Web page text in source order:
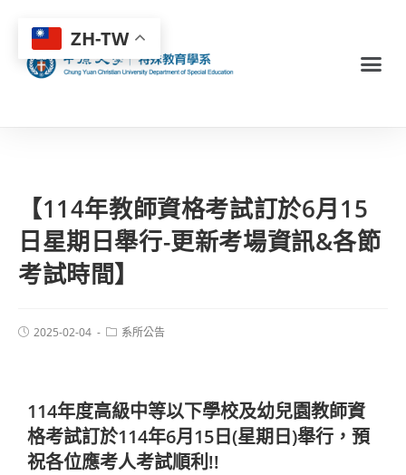
【114年教師資格考試訂於6月15
日星期日舉行-更新考場資訊&各節
考試時間】
2025-02-04 系所公告
114年度高級中等以下學校及幼兒園教師資
格考試訂於114年6月15日(星期日)舉行，預
祝各位應考人考試順利!!
ZH-TW